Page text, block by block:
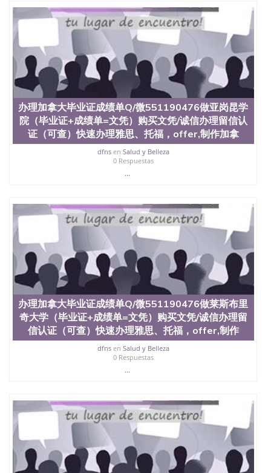
University）文凭圣何塞州立大学文凭（San Jose
State University）圣何塞州立大学学历（ San Jose
State University）圣何塞州立大学学历（San Jose
State University）圣何塞州立大学学历（San Jose
State University）圣 塞州立大学学历（San Jose
State University）圣何塞州立大学（San Jose State
University）圣何塞州立大学（San Jose State
University）圣何塞州立大学（San Jose State
University）圣何塞州立大学（San Jose State
University）圣何塞州立大学学位证（San Jose State
University）圣何塞州立大学学位证（San Jose State
University）圣何塞州立大学学位证（San Jose State
University）圣何塞州立大学（San Jose State
University）圣何塞州立大学（San Jose State
University）圣何塞州立大学（San Jose State
University）圣何塞州立大学（San Jose State
University）圣何塞州立大学学位证（San Jose State
University）圣何塞州立大学结业证（San Jose State
University）圣何塞州立大学结业证（San Jose State
University）圣何塞州立大学结业证（San Jose State
University）圣何塞州立大学学位证（San Jose State
University）圣何塞州立大学学位证（San Jose State
University）圣何塞州立大学学历证书（San Jose
State University）圣何塞州立大学学历证书（San
Jose State University）圣何塞州立大学学历证书
（San Jose State University）澳洲读书未毕业找人做
文凭学位qq微信551190476澳洲读CQU中央昆士兰大
学学历 绩单购买学位证书/澳洲读本科硕士做文凭/购
买澳洲大学毕业证成绩单假文凭学历
offieUniversityofSouthernQueensland 澳洲读书未毕
业找人做文凭学位qq微信551190476澳洲读CQU中央
昆士兰大学学历成绩单购买学位证书/澳洲读本科硕
BU（毕业证+成绩单=文凭）购买文凭/诚信办理留信
认证（可查）快速办理雅思、托福，offer,制作加拿
大学位证书Brandon University
办理加拿大毕业证成绩单Q/微551190476做亚岗昆学
院（毕业证+成绩单=文凭）购买文凭/诚信办理留信认
证（可查）快速办理雅思、托福，offer,制作加拿
dfnsen Salud y Belleza
0 Respuestas
...
办理加拿大毕业证成绩单Q/微551190476做莱斯布里
奇大学（毕业证+成绩单=文凭）购买文凭/诚信办理留
信认证（可查）快速办理雅思、托福，offer,制作
dfnsen Salud y Belleza
0 Respuestas
...